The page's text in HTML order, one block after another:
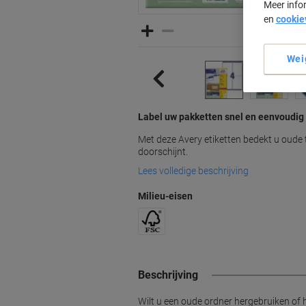
Label uw pakketten snel en
Met deze Avery etiketten bedekt u
doorschijnt.
Lees volledige beschrijving
Milieu-eisen
Beschrijving
Wilt u een oude ordner hergebruiken
Meer
en